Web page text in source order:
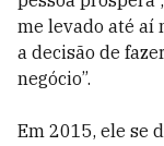
me levado até aí
a decisão de
negócio”.
Em 2015, ele se